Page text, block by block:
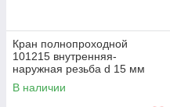
Кран полнопроходной
101215 внутренняя-
наружная резьба d 15 мм
В наличии